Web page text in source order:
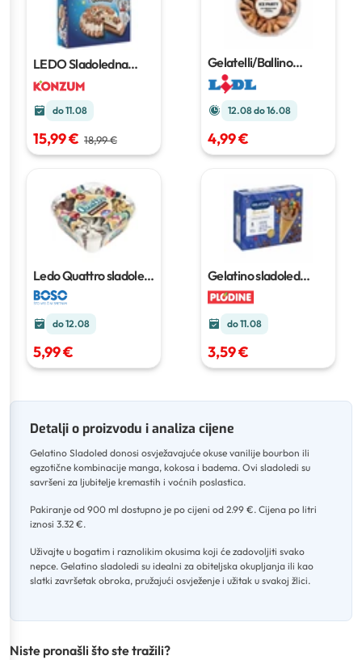
LEDO Sladoledna
rođendanska torta
do 11.08
15,99 € 18,99 €
Gelatelli/Ballino
sladoledna torta
12.08 do 16.08
4,99 €
Ledo Quattro sladoled
1650 ml
do 12.08
5,99 €
Gelatino sladoled
Space Bons
do 11.08
3,59 €
Detalji o proizvodu i analiza cijene
Gelatino Sladoled donosi osvježavajuće okuse vanilije bourbon ili
egzotične kombinacije manga, kokosa i badema. Ovi sladoledi su
savršeni za ljubitelje kremastih i voćnih poslastica.
Pakiranje od 900 ml dostupno je po cijeni od 2.99 €. Cijena po litri
iznosi 3.32 €.
Uživajte u bogatim i raznolikim okusima koji će zadovoljiti svako
nepce. Gelatino sladoledi su idealni za obiteljska okupljanja ili kao
slatki završetak obroka, pružajući osvježenje i užitak u svakoj žlici.
Niste pronašli što ste tražili?